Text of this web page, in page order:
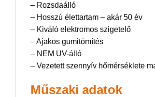
– Rozsdaálló
– Hosszú élettartam – akár 50 év
– Kiváló elektromos szigetelő
– Ajakos gumitömítés
– NEM UV-álló
– Vezetett szennyív hőmérséklete
Műszaki adatok